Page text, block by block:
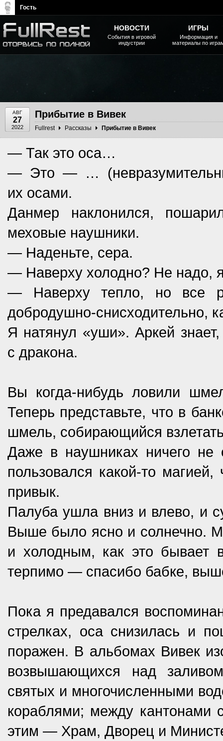
АВГ
27
2022
Прибытие в Вивек
Fullrest Рассказы Прибытие в Вивек
— Так это оса…
— Это — …
их осами.
Данмер наклонился,
меховые наушники.
— Наденьте, сера.
— Наверху холодно? Не надо,
— Наверху тепло, но все
добродушно-снисходительно,
Я натянул «уши». Аркей
с дракона.
Вы когда-нибудь ловили
Теперь представьте, что в
шмель, собирающийся
Даже в наушниках ничего не
пользовался какой-то
привык.
Палуба ушла вниз и влево, и
Выше было ясно и солнечно.
и холодным, как это бывает
терпимо — спасибо бабке,
Пока я предавался
стрелках, оса снизилась и
поражен. В альбомах Вивек
возвышающихся над
святых и многочисленными
кораблями; между кантонами
этим — Храм, Дворец и
НОВОСТИ
События в игровой
индустрии
ИГРЫ
Информация и
материалы по
Гость